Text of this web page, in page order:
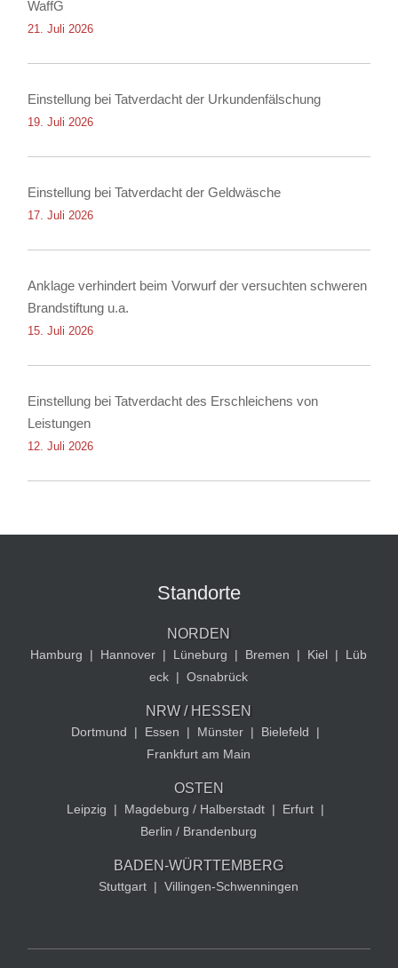
WaffG
21. Juli 2026
Einstellung bei Tatverdacht der Urkundenfälschung
19. Juli 2026
Einstellung bei Tatverdacht der Geldwäsche
17. Juli 2026
Anklage verhindert beim Vorwurf der versuchten schweren
Brandstiftung u.a.
15. Juli 2026
Einstellung bei Tatverdacht des Erschleichens von
Leistungen
12. Juli 2026
Standorte
NORDEN
Hamburg | Hannover | Lüneburg | Bremen | Kiel |
Lüb
eck | Osnabrück
NRW / HESSEN
Dortmund | Essen | Münster | Bielefeld
|
Frankfurt am Main
OSTEN
Leipzig | Magdeburg / Halberstadt | Erfurt |
Berlin / Brandenburg
BADEN-WÜRTTEMBERG
Stuttgart | Villingen-Schwenningen